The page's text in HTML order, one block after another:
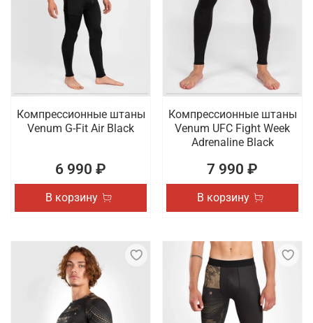
Компрессионные штаны
Venum G-Fit Air Black
6 990 ₽
В корзину
Компрессионные штаны
Venum UFC Fight Week
Adrenaline Black
7 990 ₽
В корзину